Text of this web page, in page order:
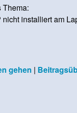
Thema:
installiert am
gehen |